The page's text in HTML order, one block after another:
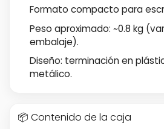
Formato compacto para
Peso aproximado: ~0.8 kg
embalaje).
Diseño: terminación en
metálico.
📦 Contenido de la caja